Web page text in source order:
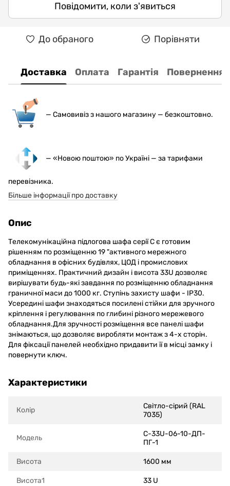
Повідомити, коли з'явиться
До обраного Порівняти
Доставка Оплата Гарантія Повернення
— Самовивіз з нашого магазину — безкоштовно.
— «Новою поштою» по Україні — за тарифами
перевізника.
Більше інформації про доставку
Опис
Телекомунікаційна підлогова шафа серії С є готовим
рішенням по розміщенню 19 "активного мережного
обладнання в офісних будівлях, ЦОД і промислових
приміщеннях. Практичний дизайн і висота 33U дозволяє
вирішувати будь-які завдання по розміщенню обладнання
граничної маси до 1000 кг. Ступінь захисту шафи - IP30.
Усередині шафи знаходяться посилені стійки для зручного
кріплення і регулювання по глибині різного мережевого
обладнання.Для зручності розміщення все панелі шафи
знімаються, що дозволяє виробляти монтаж з 4-х сторін.
Для фіксації панелей необхідно придавити її в місці замку і
повернути ключ.
Характеристики
Колір
Світло-сірий (RAL
7035)
Модель
С-33U-06-10-ДП-
ПГ-1
Висота 1600 мм
Висота1 33 U